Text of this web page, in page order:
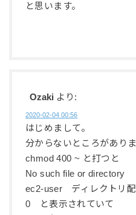
と思います。
Ozaki より:
2020-02-04 00:56
はじめまして。
分からないところがあり
chmod 400 ~ と打つと
No such file or directory
ec2-user ディレクト
0 と表示されていて